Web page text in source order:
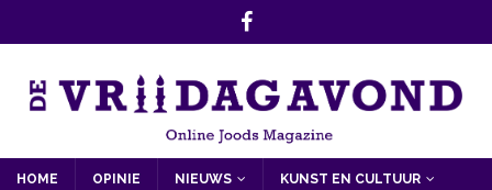
HOME OPINIE NIEUWS KUNST EN CULTUUR